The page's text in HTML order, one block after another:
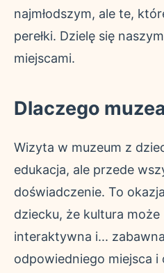
najmłodszym, ale te,
perełki. Dzielę się
miejscami.
Dlaczego
Wizyta w muzeum z
edukacja, ale przede
doświadczenie. To
dziecku, że kultura
interaktywna i...
odpowiedniego miejsca i